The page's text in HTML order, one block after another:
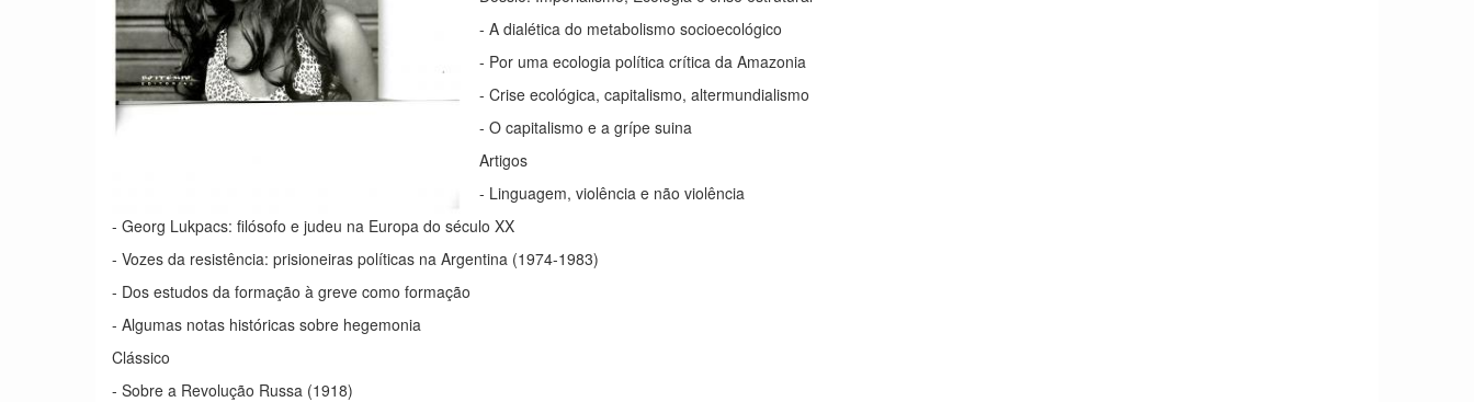
- A dialética do metabolismo socioecológico
- Por uma ecologia política crítica da Amazonia
- Crise ecológica, capitalismo, altermundialismo
- O capitalismo e a grípe suina
Artigos
- Linguagem, violência e não violência
- Georg Lukpacs: filósofo e judeu na Europa do século XX
- Vozes da resistência: prisioneiras políticas na Argentina (1974-1983)
- Dos estudos da formação à greve como formação
- Algumas notas históricas sobre hegemonia
Clássico
- Sobre a Revolução Russa (1918)